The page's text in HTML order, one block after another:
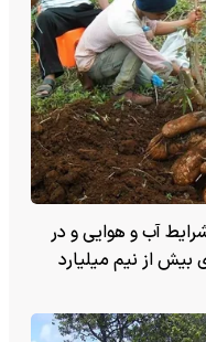
آب و هوایی و در
از نیم میلیارد